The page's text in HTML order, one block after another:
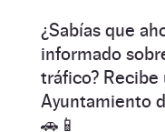
¿Sabías que
informado
tráfico?
Ayuntamiento
🚗📱